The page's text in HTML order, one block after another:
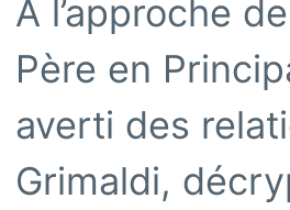
À l’approche
Père en
averti des
Grimaldi,